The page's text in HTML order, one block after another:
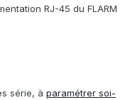
RJ-45 du FLARM
série, à paramétrer soi-